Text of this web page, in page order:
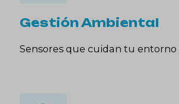
Gestión Ambiental
Sensores que cuidan tu entorno